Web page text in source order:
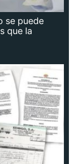
se puede
que la